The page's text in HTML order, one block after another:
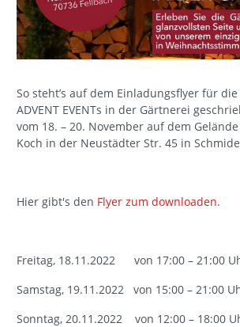
So steht’s auf dem Einladungsflyer für
ADVENT EVENTs in der Gärtnerei
vom 18. – 20. November auf dem
Koch in der Neustädter Str. 45 in
Hier gibt's den Flyer zum downloaden.
Freitag, 18.11.2022 von 17:00 – 21:00
Samstag, 19.11.2022 von 15:00 – 21:00
Sonntag, 20.11.2022 von 12:00 – 18:00